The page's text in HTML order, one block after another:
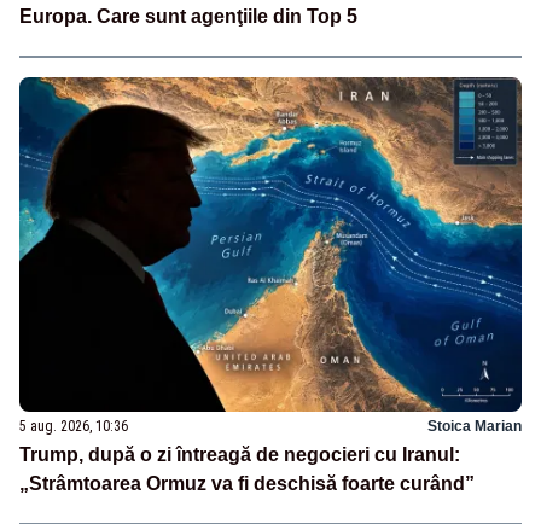
Europa. Care sunt agenţiile din Top 5
5 aug. 2026, 10:36 Stoica Marian
Trump, după o zi întreagă de negocieri cu Iranul:
„Strâmtoarea Ormuz va fi deschisă foarte curând”